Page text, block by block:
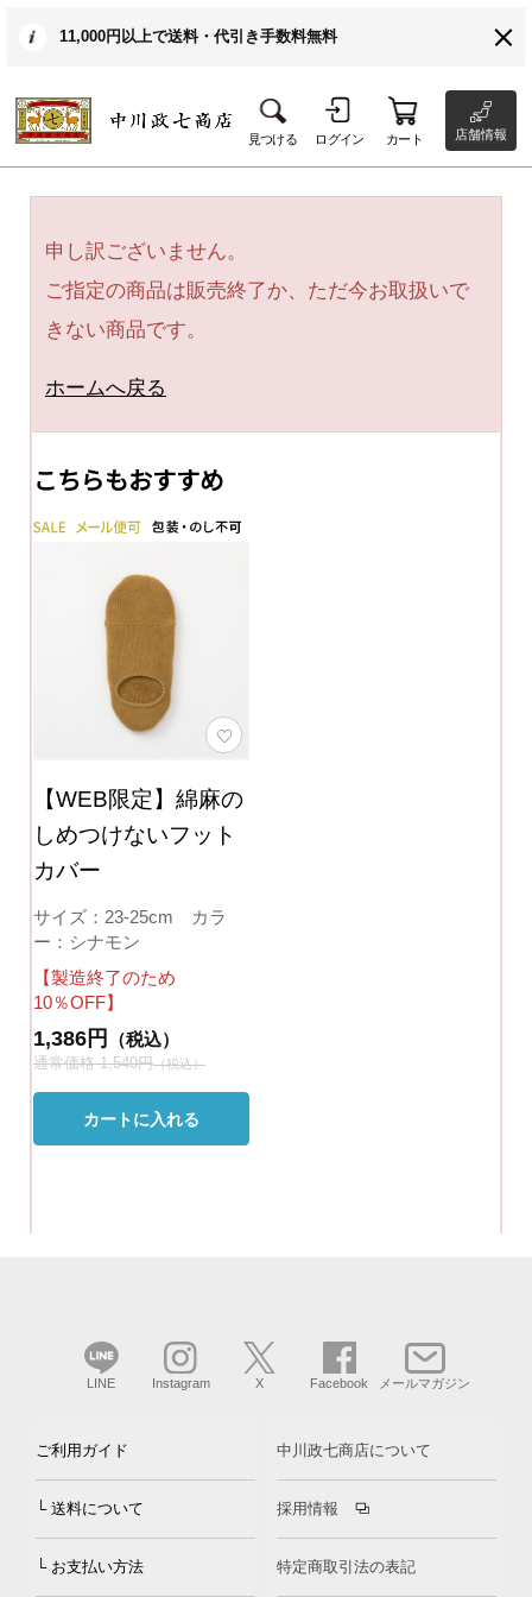
11,000円以上で送料・代引き手数料無料
見つける ログイン カート 店舗情報
申し訳ございません。
ご指定の商品は販売終了か、ただ今お取扱いで
きない商品です。
ホームへ戻る
こちらもおすすめ
【WEB限定】綿麻の
しめつけないフット
カバー
サイズ：23-25cm カラ
ー：シナモン
【製造終了のため
10％OFF】
1,386円 （税込）
通常価格 1,540円（税込）
カートに入れる
LINE Instagram X Facebook メールマガジン
ご利用ガイド
└ 送料について
└ お支払い方法
中川政七商店について
採用情報
特定商取引法の表記